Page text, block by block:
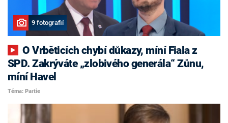
9 fotografií
O Vrběticích chybí důkazy, míní Fiala z
SPD. Zakrýváte „zlobivého generála“ Zůnu,
míní Havel
Téma: Partie